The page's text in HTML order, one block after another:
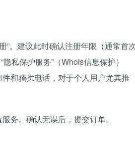
”。建议此时确认注册年限（通常首
私保护服务”（Whois信息保护）
和骚扰电话，对于个人用户尤其推
务。确认无误后，提交订单。